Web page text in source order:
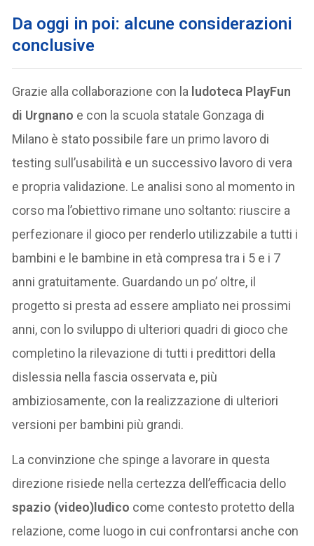
Da oggi in poi: alcune considerazioni
conclusive
Grazie alla collaborazione con la ludoteca PlayFun
di Urgnano e con la scuola statale Gonzaga di
Milano è stato possibile fare un primo lavoro di
testing sull’usabilità e un successivo lavoro di vera
e propria validazione. Le analisi sono al momento in
corso ma l’obiettivo rimane uno soltanto: riuscire a
perfezionare il gioco per renderlo utilizzabile a tutti i
bambini e le bambine in età compresa tra i 5 e i 7
anni gratuitamente. Guardando un po’ oltre, il
progetto si presta ad essere ampliato nei prossimi
anni, con lo sviluppo di ulteriori quadri di gioco che
completino la rilevazione di tutti i predittori della
dislessia nella fascia osservata e, più
ambiziosamente, con la realizzazione di ulteriori
versioni per bambini più grandi.
La convinzione che spinge a lavorare in questa
direzione risiede nella certezza dell’efficacia dello
spazio (video)ludico come contesto protetto della
relazione, come luogo in cui confrontarsi anche con